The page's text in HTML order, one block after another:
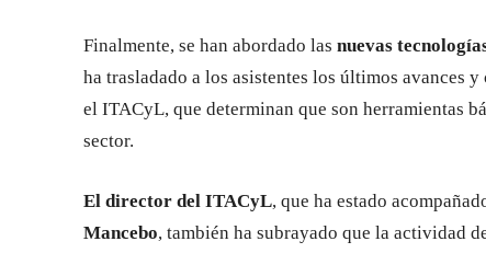
Finalmente, se han abordado las nuevas
ha trasladado a los asistentes los últimos avances
el ITACyL, que determinan que son herramientas
sector.
El director del ITACyL, que ha estado
Mancebo, también ha subrayado que la actividad